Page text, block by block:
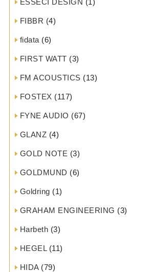
ESSECI DESIGN (1)
FIBBR (4)
fidata (6)
FIRST WATT (3)
FM ACOUSTICS (13)
FOSTEX (117)
FYNE AUDIO (67)
GLANZ (4)
GOLD NOTE (3)
GOLDMUND (6)
Goldring (1)
GRAHAM ENGINEERING (3)
Harbeth (3)
HEGEL(11)
HIDA(79)